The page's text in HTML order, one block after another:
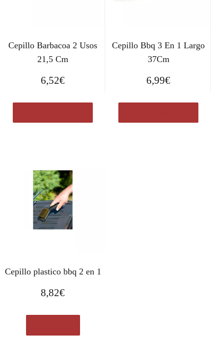
Cepillo Barbacoa 2 Usos
21,5 Cm
6,52€
Cepillo Bbq 3 En 1 Largo
37Cm
6,99€
Cepillo plastico bbq 2 en 1
8,82€